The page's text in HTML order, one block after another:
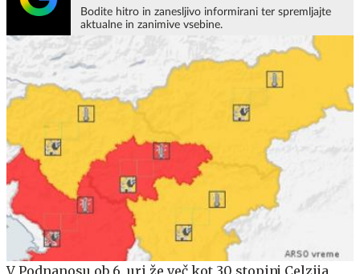
Bodite hitro in zanesljivo informirani ter spremljajte
aktualne in zanimive vsebine.
V Podnanosu ob 6. uri že več kot 30 stopinj Celzija